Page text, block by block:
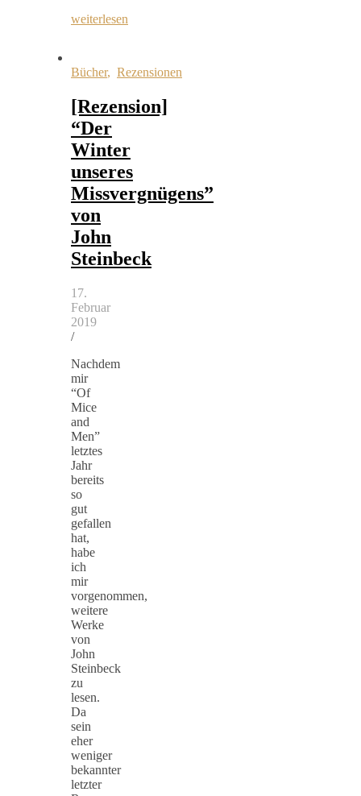
weiterlesen
Bücher, Rezensionen
[Rezension]
“Der
Winter
unseres
Missvergnügens”
von
John
Steinbeck
17.
Februar
2019
/
Nachdem
mir
“Of
Mice
and
Men”
letztes
Jahr
bereits
so
gut
gefallen
hat,
habe
ich
mir
vorgenommen,
weitere
Werke
von
John
Steinbeck
zu
lesen.
Da
sein
eher
weniger
bekannter
letzter